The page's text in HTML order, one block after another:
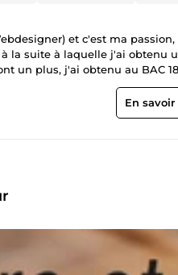
et c'est ma
la suite à laquelle j'ai obtenu
un plus, j'ai obtenu au BAC
En